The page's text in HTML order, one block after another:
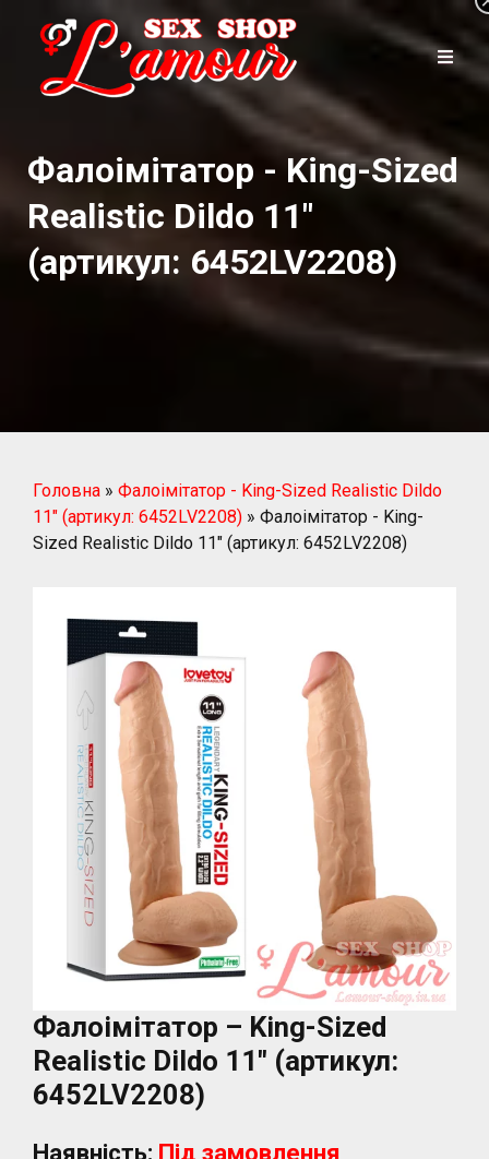
Фалоімітатор - King-Sized
Realistic Dildo 11"
(артикул: 6452LV2208)
Головна » Фалоімітатор - King-Sized Realistic Dildo
11" (артикул: 6452LV2208) » Фалоімітатор - King-
Sized Realistic Dildo 11" (артикул: 6452LV2208)
Фалоімітатор – King-Sized
Realistic Dildo 11″ (артикул:
6452LV2208)
Наявність: Під замовлення